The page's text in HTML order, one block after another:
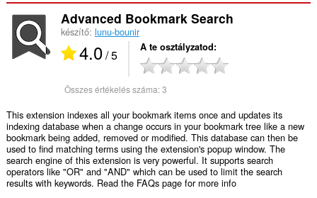
Advanced Bookmark Search
készítő: lunu-bounir
4.0/ 5 A te osztályzatod
Összes értékelés száma:3
This extension indexes all your bookmark items once and updates its
indexing database when a change occurs in your bookmark tree like a new
bookmark being added, removed or modified. This database can then be
used to find matching terms using the extension's popup window. The
search engine of this extension is very powerful. It supports search
operators like "OR" and "AND" which can be used to limit the search
results with keywords. Read the FAQs page for more info